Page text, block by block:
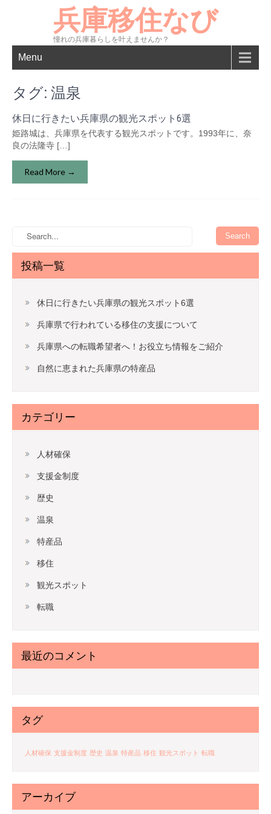
兵庫移住なび
憧れの兵庫暮らしを叶えませんか？
Menu
タグ: 温泉
休日に行きたい兵庫県の観光スポット6選
姫路城は、兵庫県を代表する観光スポットです。1993年に、奈
良の法隆寺 […]
Read More →
投稿一覧
休日に行きたい兵庫県の観光スポット6選
兵庫県で行われている移住の支援について
兵庫県への転職希望者へ！お役立ち情報をご紹介
自然に恵まれた兵庫県の特産品
カテゴリー
人材確保
支援金制度
歴史
温泉
特産品
移住
観光スポット
転職
最近のコメント
タグ
人材確保 支援金制度 歴史 温泉 特産品 移住 観光スポット 転職
アーカイブ